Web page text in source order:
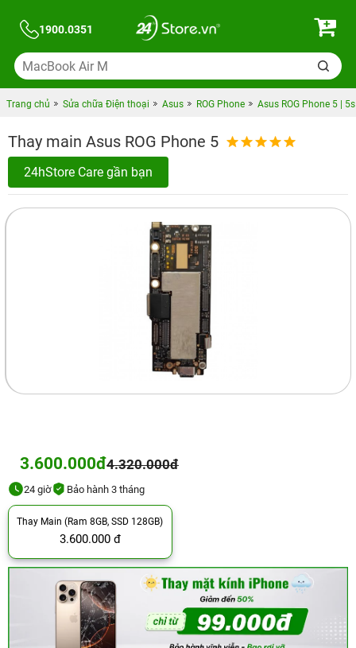
1900.0351
Trang chủ Sửa chữa Điện thoại Asus ROG Phone Asus ROG Phone 5 | 5s
Thay main Asus ROG Phone 5
24hStore Care gần bạn
3.600.000đ4.320.000đ
24 giờ Bảo hành 3 tháng
Thay Main (Ram 8GB, SSD 128GB)
3.600.000 đ